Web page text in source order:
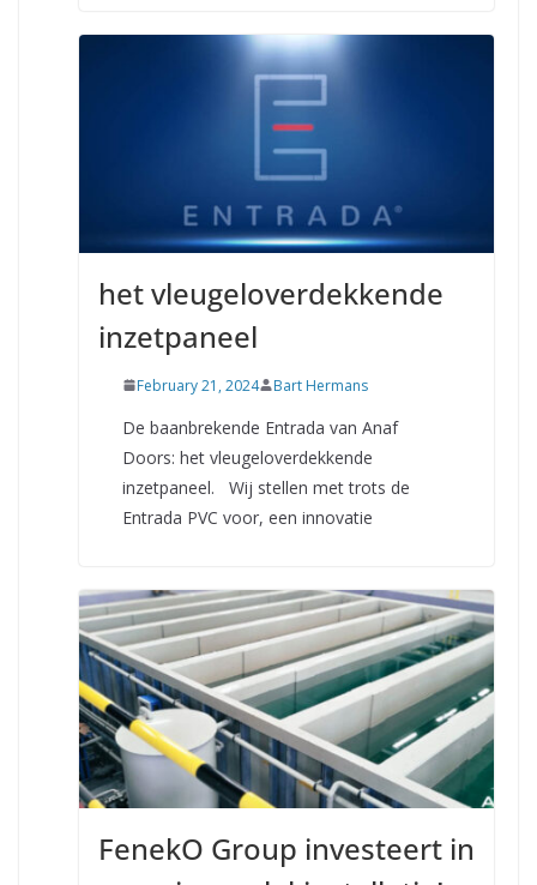
het vleugeloverdekkende
inzetpaneel
February 21, 2024 Bart Hermans
De baanbrekende Entrada van Anaf
Doors: het vleugeloverdekkende
inzetpaneel. Wij stellen met trots de
Entrada PVC voor, een innovatie
FenekO Group investeert in